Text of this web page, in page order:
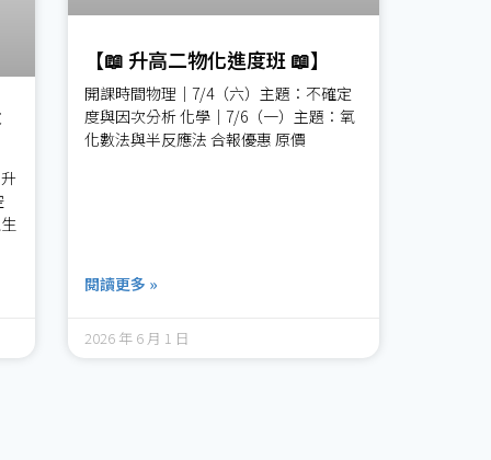
【📖 升高二物化進度班 📖】
開課時間物理｜7/4（六）主題：不確定
度與因次分析 化學｜7/6（一）主題：氧
化數法與半反應法 合報優惠 原價
閱讀更多 »
2026 年 6 月 1 日